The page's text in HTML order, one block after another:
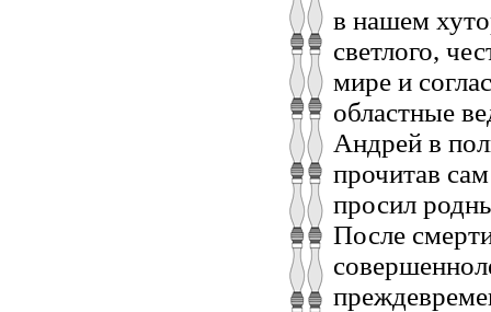
в нашем
светлого,
мире и
областные
Андрей в
прочитав
просил
После